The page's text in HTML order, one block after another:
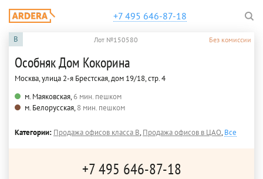
+7 495 646-87-18
B Лот №150580 Без комиссии
Особняк Дом Кокорина
Москва, улица 2-я Брестская, дом 19/18, стр. 4
м. Маяковская,6 мин. пешком
м. Белорусская,8 мин. пешком
Категории: Продажа офисов класса B,Продажа офисов в ЦАО,Все
+7 495 646-87-18